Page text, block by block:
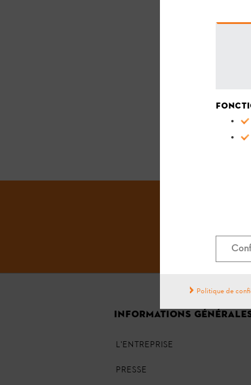
INFORMATIONS
L'ENTREPRISE
PRESSE
Politique de